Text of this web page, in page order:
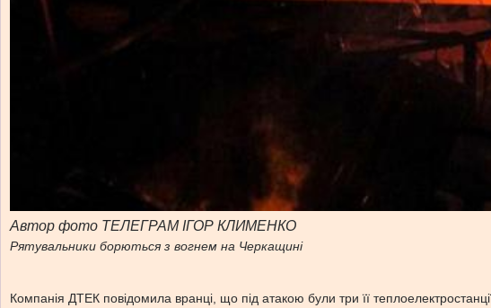
Автор фото ТЕЛЕГРАМ ІГОР КЛИМЕНКО
Рятувальники борються з вогнем на Черкащині
Компанія ДТЕК повідомила вранці, що під атакою були три її